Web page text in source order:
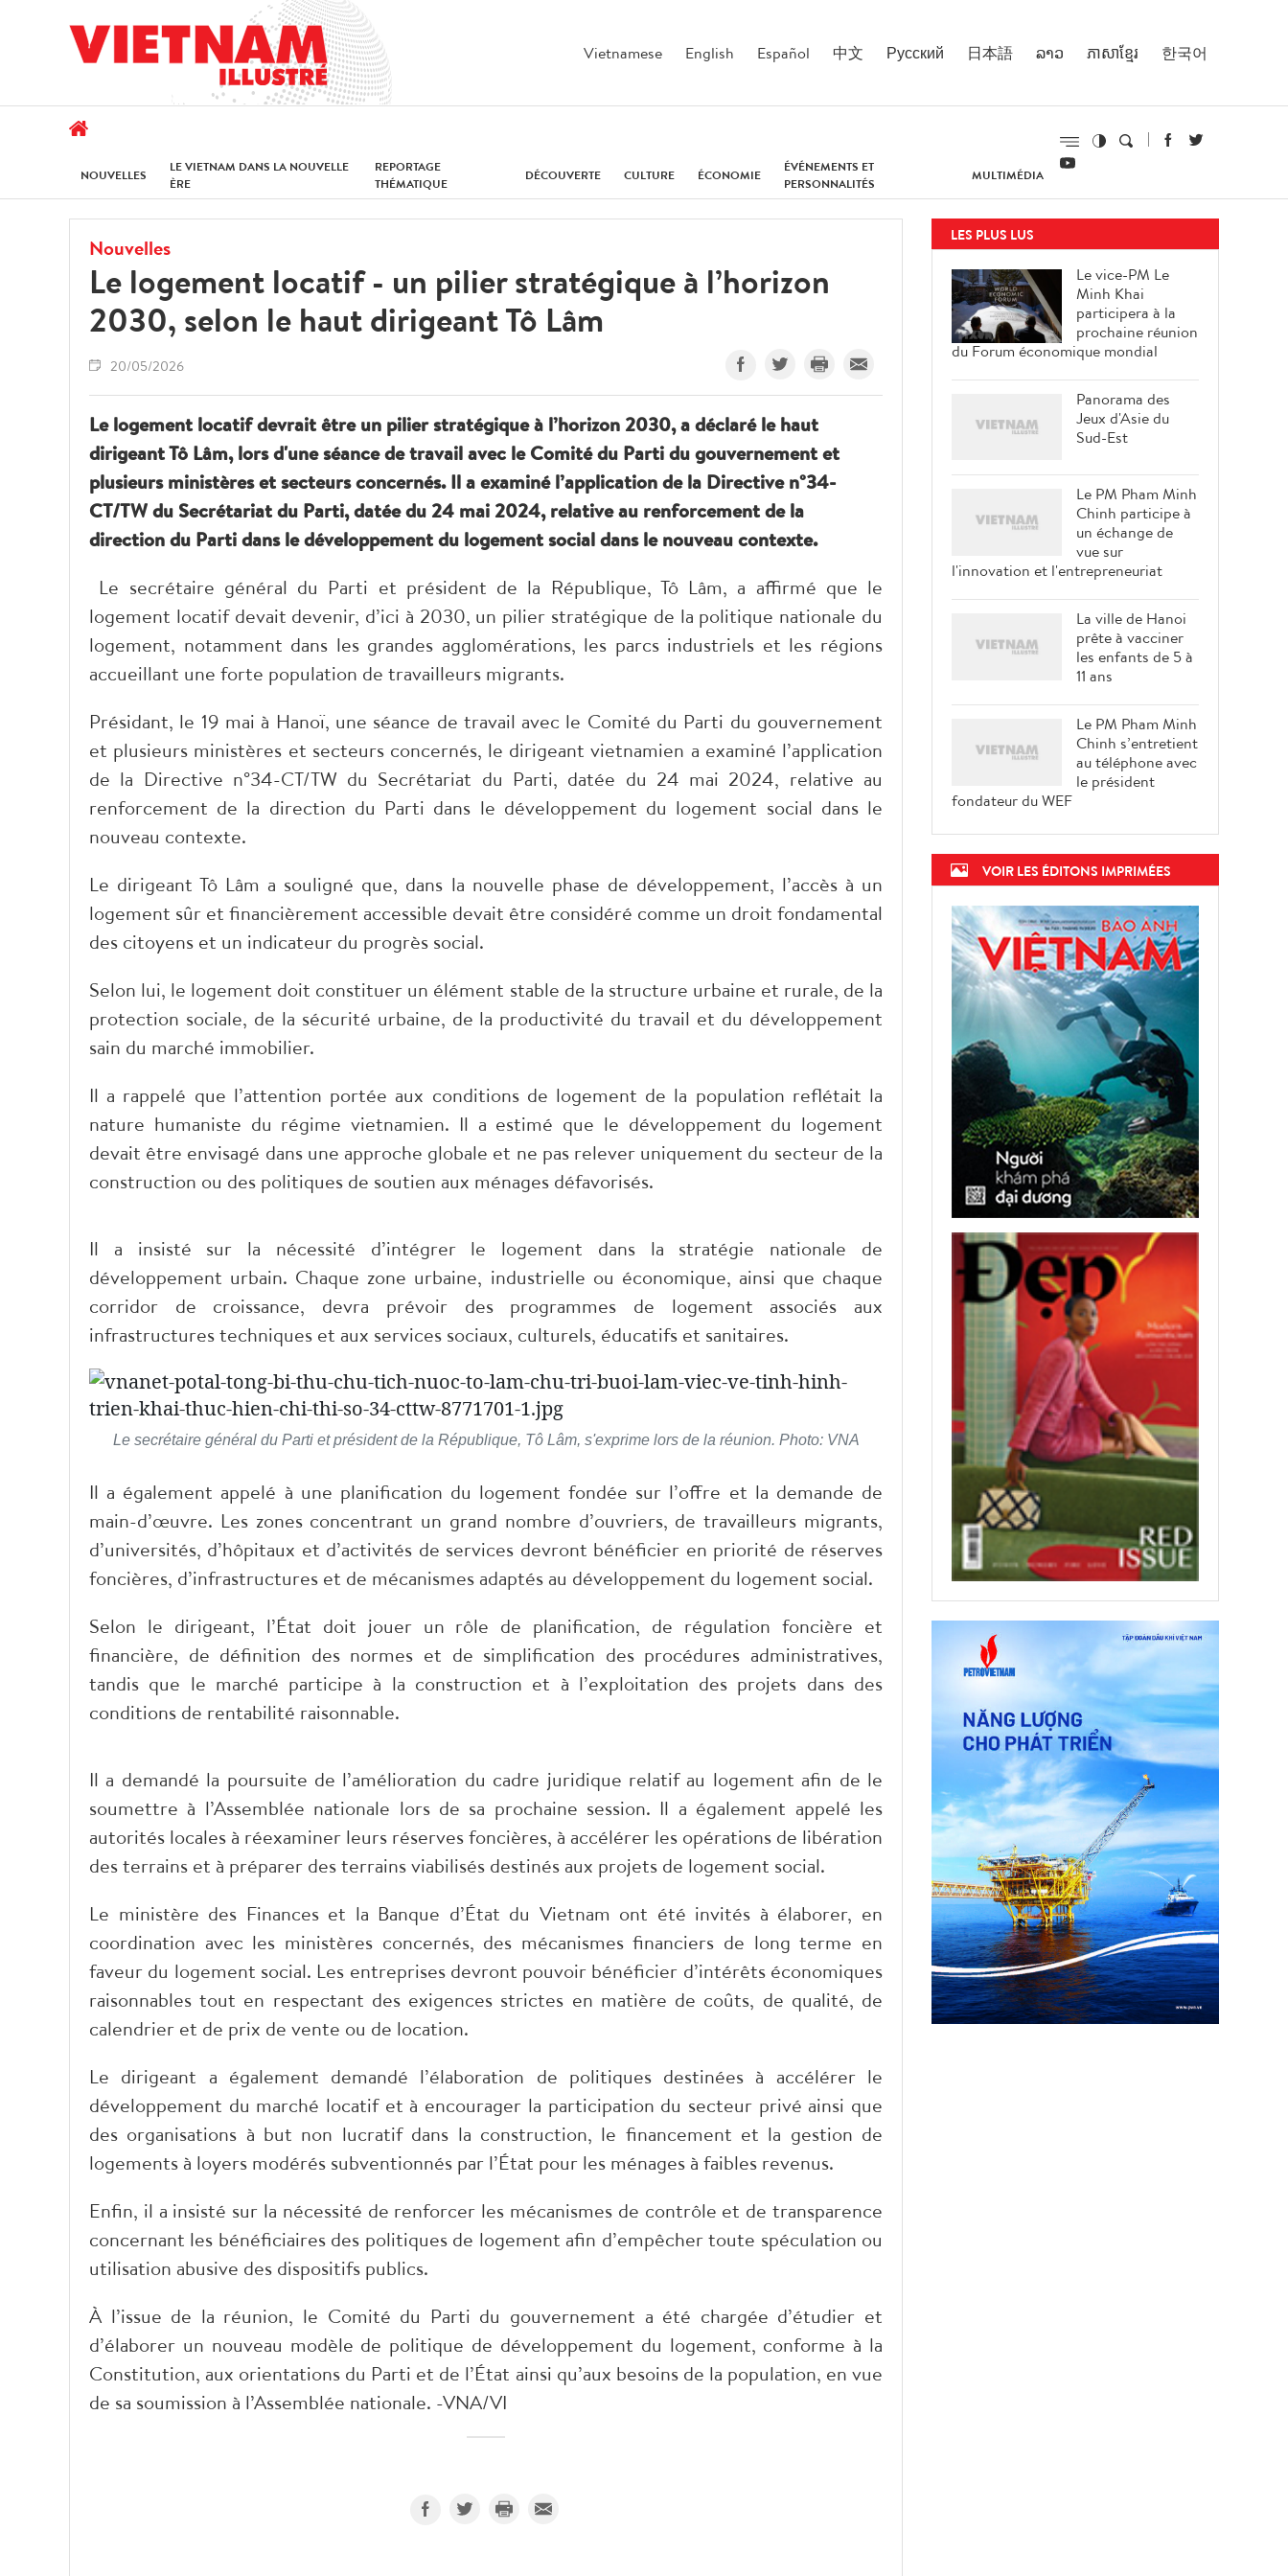
Vietnamese English Español 中文 Русский 日本語 ລາວ ភាសាខ្មែរ 한국어
NOUVELLES
LE VIETNAM DANS LA NOUVELLE
ÈRE
REPORTAGE
THÉMATIQUE
DÉCOUVERTE CULTURE ÉCONOMIE
ÉVÉNEMENTS ET
PERSONNALITÉS
MULTIMÉDIA
Nouvelles
Le logement locatif - un pilier stratégique à l’horizon
2030, selon le haut dirigeant Tô Lâm
20/05/2026
Le logement locatif devrait être un pilier stratégique à l’horizon 2030, a déclaré le haut
dirigeant Tô Lâm, lors d'une séance de travail avec le Comité du Parti du gouvernement et
plusieurs ministères et secteurs concernés. Il a examiné l’application de la Directive n°34-
CT/TW du Secrétariat du Parti, datée du 24 mai 2024, relative au renforcement de la
direction du Parti dans le développement du logement social dans le nouveau contexte.
Le secrétaire général du Parti et président de la République, Tô Lâm, a affirmé que le
logement locatif devait devenir, d’ici à 2030, un pilier stratégique de la politique nationale du
logement, notamment dans les grandes agglomérations, les parcs industriels et les régions
accueillant une forte population de travailleurs migrants.
Présidant, le 19 mai à Hanoï, une séance de travail avec le Comité du Parti du gouvernement
et plusieurs ministères et secteurs concernés, le dirigeant vietnamien a examiné l’application
de la Directive n°34-CT/TW du Secrétariat du Parti, datée du 24 mai 2024, relative au
renforcement de la direction du Parti dans le développement du logement social dans le
nouveau contexte.
Le dirigeant Tô Lâm a souligné que, dans la nouvelle phase de développement, l’accès à un
logement sûr et financièrement accessible devait être considéré comme un droit fondamental
des citoyens et un indicateur du progrès social.
Selon lui, le logement doit constituer un élément stable de la structure urbaine et rurale, de la
protection sociale, de la sécurité urbaine, de la productivité du travail et du développement
sain du marché immobilier.
Il a rappelé que l’attention portée aux conditions de logement de la population reflétait la
nature humaniste du régime vietnamien. Il a estimé que le développement du logement
devait être envisagé dans une approche globale et ne pas relever uniquement du secteur de la
construction ou des politiques de soutien aux ménages défavorisés.
Il a insisté sur la nécessité d’intégrer le logement dans la stratégie nationale de
développement urbain. Chaque zone urbaine, industrielle ou économique, ainsi que chaque
corridor de croissance, devra prévoir des programmes de logement associés aux
infrastructures techniques et aux services sociaux, culturels, éducatifs et sanitaires.
Le secrétaire général du Parti et président de la République, Tô Lâm, s'exprime lors de la réunion. Photo: VNA
Il a également appelé à une planification du logement fondée sur l’offre et la demande de
main-d’œuvre. Les zones concentrant un grand nombre d’ouvriers, de travailleurs migrants,
d’universités, d’hôpitaux et d’activités de services devront bénéficier en priorité de réserves
foncières, d’infrastructures et de mécanismes adaptés au développement du logement social.
Selon le dirigeant, l’État doit jouer un rôle de planification, de régulation foncière et
financière, de définition des normes et de simplification des procédures administratives,
tandis que le marché participe à la construction et à l’exploitation des projets dans des
conditions de rentabilité raisonnable.
Il a demandé la poursuite de l’amélioration du cadre juridique relatif au logement afin de le
soumettre à l’Assemblée nationale lors de sa prochaine session. Il a également appelé les
autorités locales à réexaminer leurs réserves foncières, à accélérer les opérations de libération
des terrains et à préparer des terrains viabilisés destinés aux projets de logement social.
Le ministère des Finances et la Banque d’État du Vietnam ont été invités à élaborer, en
coordination avec les ministères concernés, des mécanismes financiers de long terme en
faveur du logement social. Les entreprises devront pouvoir bénéficier d’intérêts économiques
raisonnables tout en respectant des exigences strictes en matière de coûts, de qualité, de
calendrier et de prix de vente ou de location.
Le dirigeant a également demandé l’élaboration de politiques destinées à accélérer le
développement du marché locatif et à encourager la participation du secteur privé ainsi que
des organisations à but non lucratif dans la construction, le financement et la gestion de
logements à loyers modérés subventionnés par l’État pour les ménages à faibles revenus.
Enfin, il a insisté sur la nécessité de renforcer les mécanismes de contrôle et de transparence
concernant les bénéficiaires des politiques de logement afin d’empêcher toute spéculation ou
utilisation abusive des dispositifs publics.
À l’issue de la réunion, le Comité du Parti du gouvernement a été chargée d’étudier et
d’élaborer un nouveau modèle de politique de développement du logement, conforme à la
Constitution, aux orientations du Parti et de l’État ainsi qu’aux besoins de la population, en vue
de sa soumission à l’Assemblée nationale. -VNA/VI
LES PLUS LUS
Le vice-PM Le
Minh Khai
participera à la
prochaine réunion
du Forum économique mondial
Panorama des
Jeux d'Asie du
Sud-Est
Le PM Pham Minh
Chinh participe à
un échange de
vue sur
l'innovation et l'entrepreneuriat
La ville de Hanoi
prête à vacciner
les enfants de 5 à
11 ans
Le PM Pham Minh
Chinh s’entretient
au téléphone avec
le président
fondateur du WEF
VOIR LES ÉDITONS IMPRIMÉES